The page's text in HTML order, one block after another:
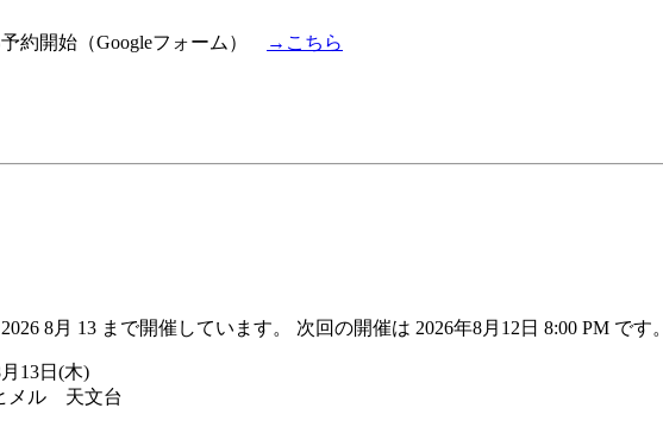
約開始（Googleフォーム） →こちら
8月 13 まで開催しています。 次回の開催は 2026年8月12日 8:00 PM です。
13日(木)
メル 天文台